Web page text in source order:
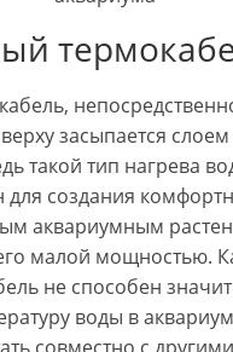
засыпается слоем
такой тип нагрева
для создания
аквариумным
малой мощностью.
не способен
воды в